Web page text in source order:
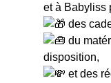
et à Babyliss
des
du
disposition,
et des